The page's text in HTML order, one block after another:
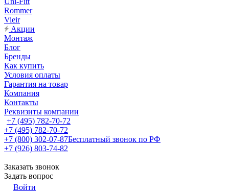
Rommer
Vieir
Акции
Монтаж
Блог
Бренды
Как купить
Условия оплаты
Гарантия на товар
Компания
Контакты
Реквизиты компании
+7 (495) 782-70-72
+7 (495) 782-70-72
+7 (800) 302-07-87Бесплатный звонок по РФ
+7 (926) 803-74-82
Заказать звонок
Задать вопрос
Войти